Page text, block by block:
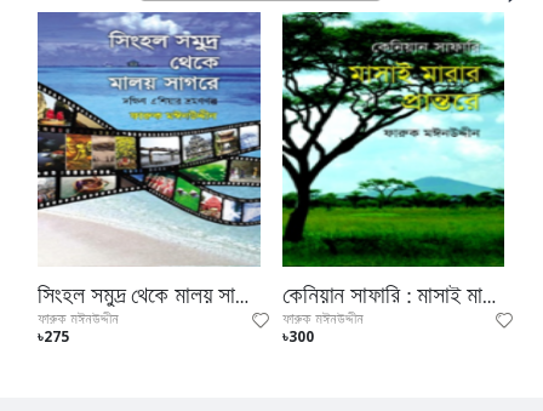
সিংহল সমুদ্র থেকে মালয় সাগরে
ফারুক মঈনউদ্দীন
৳275
কেনিয়ান সাফারি : মাসাই মারার প্রান্তরে
ফারুক মঈনউদ্দীন
৳300